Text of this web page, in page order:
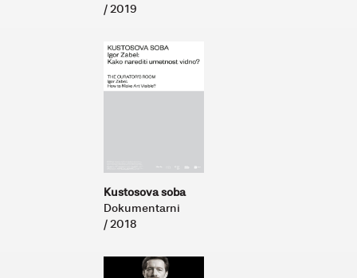
/ 2019
Kustosova soba
Dokumentarni
/ 2018